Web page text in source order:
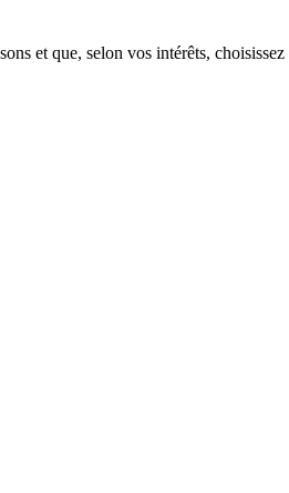
et que, selon vos intérêts,